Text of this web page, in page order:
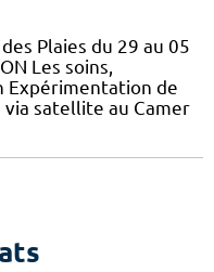
Plaies du 29 au 05
Les soins,
de
satellite au Camer